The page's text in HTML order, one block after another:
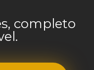
completo